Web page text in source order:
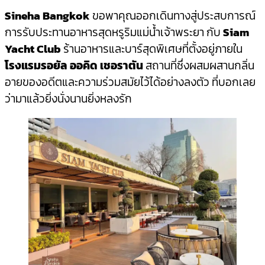
Sineha Bangkok ขอพาคุณออกเดินทางสู่ประสบการณ์
การรับประทานอาหารสุดหรูริมแม่น้ำเจ้าพระยา กับSiam
Yacht Club ร้านอาหารและบาร์สุดพิเศษที่ตั้งอยู่ภายใน
โรงแรมรอยัล ออคิด เชอราตันสถานที่ซึ่งผสมผสานกลิ่น
อายของอดีตและความร่วมสมัยไว้ได้อย่างลงตัว ที่บอกเลย
ว่ามาแล้วยิ่งนั่งนานยิ่งหลงรัก